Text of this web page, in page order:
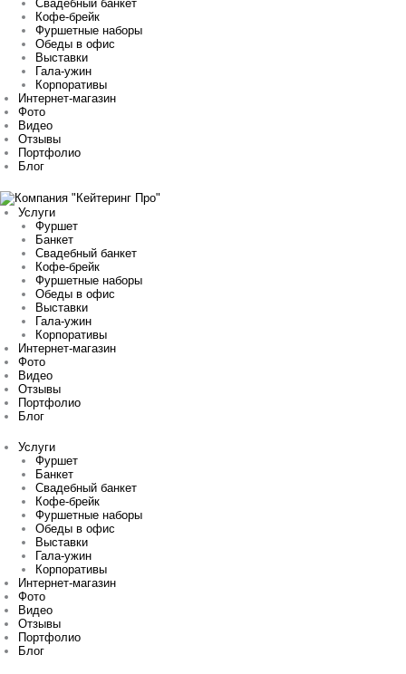
Свадебный банкет
Кофе-брейк
Фуршетные наборы
Обеды в офис
Выставки
Гала-ужин
Корпоративы
Интернет-магазин
Фото
Видео
Отзывы
Портфолио
Блог
Услуги
Фуршет
Банкет
Свадебный банкет
Кофе-брейк
Фуршетные наборы
Обеды в офис
Выставки
Гала-ужин
Корпоративы
Интернет-магазин
Фото
Видео
Отзывы
Портфолио
Блог
Услуги
Фуршет
Банкет
Свадебный банкет
Кофе-брейк
Фуршетные наборы
Обеды в офис
Выставки
Гала-ужин
Корпоративы
Интернет-магазин
Фото
Видео
Отзывы
Портфолио
Блог